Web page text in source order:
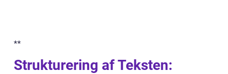
**
Strukturering af Teksten: